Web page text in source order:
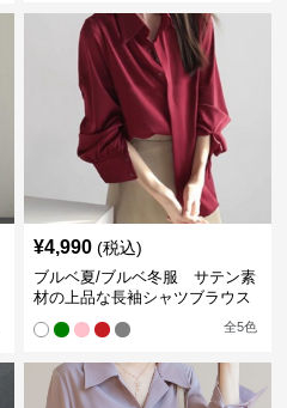
¥4,990 (税込)
ブルベ夏/ブルベ冬服 サテン素
材の上品な長袖シャツブラウス
全5色